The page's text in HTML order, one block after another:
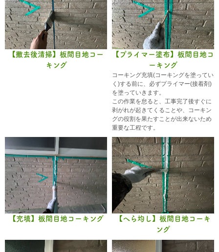
【撤去後清掃】板間目地コー
キング
【プライマー塗布】板間目地コ
ーキング
コーキング充填(コーキングを塗ってい
く)する前に、必ずプライマー(接着剤)
を塗っていきます。
この作業を怠ると、工事完了後すぐに
剥がれが起きてくることや、コーキン
グの役割を果たすことが出来ないため
重要な工程です。
【充填】板間目地コーキング
【へら均し】板間目地コーキ
ング